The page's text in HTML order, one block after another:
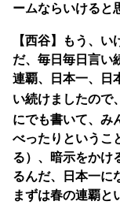
ームならいけると
【西谷】もう、
だ、毎日毎日言い
連覇、日本一、日
い続けましたので、
にでも書いて、み
べったりというこ
る）、暗示をかけ
るんだ、日本一に
まずは春の連覇と